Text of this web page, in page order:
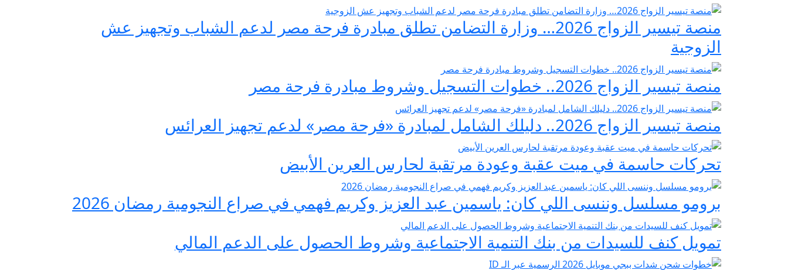
منصة تيسير الزواج 2026… وزارة التضامن تطلق مبادرة فرحة مصر لدعم الشباب وتجهيز عش
الزوجية
منصة تيسير الزواج 2026.. خطوات التسجيل وشروط مبادرة فرحة مصر
منصة تيسير الزواج 2026.. دليلك الشامل لمبادرة «فرحة مصر» لدعم تجهيز العرائس
تحركات حاسمة في ميت عقبة وعودة مرتقبة لحارس العرين الأبيض
برومو مسلسل وننسى اللي كان: ياسمين عبد العزيز وكريم فهمي في صراع النجومية رمضان 2026
تمويل كنف للسيدات من بنك التنمية الاجتماعية وشروط الحصول على الدعم المالي